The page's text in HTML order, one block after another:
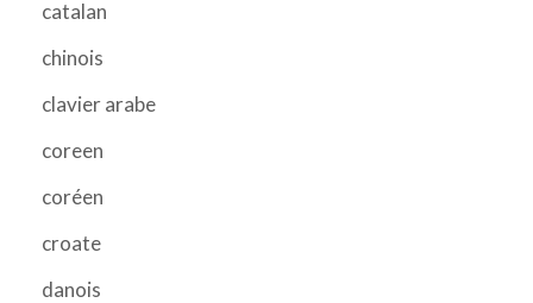
catalan
chinois
clavier arabe
coreen
coréen
croate
danois